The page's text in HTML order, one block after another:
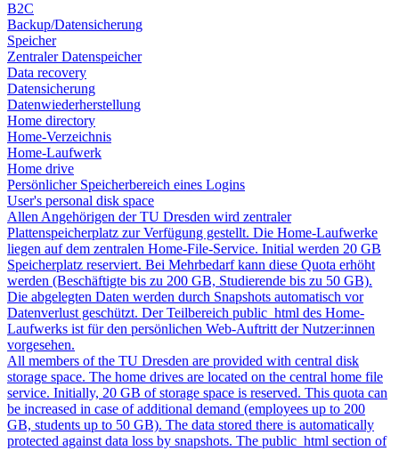
B2C
Backup/Datensicherung
Speicher
Zentraler Datenspeicher
Data recovery
Datensicherung
Datenwiederherstellung
Home directory
Home-Verzeichnis
Home-Laufwerk
Home drive
Persönlicher Speicherbereich eines Logins
User's personal disk space
Allen Angehörigen der TU Dresden wird zentraler
Plattenspeicherplatz zur Verfügung gestellt. Die Home-Laufwerke
liegen auf dem zentralen Home-File-Service. Initial werden 20 GB
Speicherplatz reserviert. Bei Mehrbedarf kann diese Quota erhöht
werden (Beschäftigte bis zu 200 GB, Studierende bis zu 50 GB).
Die abgelegten Daten werden durch Snapshots automatisch vor
Datenverlust geschützt. Der Teilbereich public_html des Home-
Laufwerks ist für den persönlichen Web-Auftritt der Nutzer:innen
vorgesehen.
All members of the TU Dresden are provided with central disk
storage space. The home drives are located on the central home file
service. Initially, 20 GB of storage space is reserved. This quota can
be increased in case of additional demand (employees up to 200
GB, students up to 50 GB). The data stored there is automatically
protected against data loss by snapshots. The public_html section of